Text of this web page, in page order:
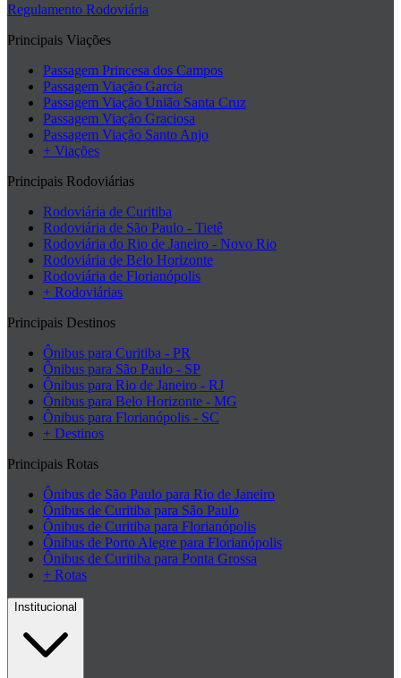
Regulamento Rodoviária
Principais Viações
Passagem Princesa dos Campos
Passagem Viação Garcia
Passagem Viação União Santa Cruz
Passagem Viação Graciosa
Passagem Viação Santo Anjo
+ Viações
Principais Rodoviárias
Rodoviária de Curitiba
Rodoviária de São Paulo - Tietê
Rodoviária do Rio de Janeiro - Novo Rio
Rodoviária de Belo Horizonte
Rodoviária de Florianópolis
+ Rodoviárias
Principais Destinos
Ônibus para Curitiba - PR
Ônibus para São Paulo - SP
Ônibus para Rio de Janeiro - RJ
Ônibus para Belo Horizonte - MG
Ônibus para Florianópolis - SC
+ Destinos
Principais Rotas
Ônibus de São Paulo para Rio de Janeiro
Ônibus de Curitiba para São Paulo
Ônibus de Curitiba para Florianópolis
Ônibus de Porto Alegre para Florianópolis
Ônibus de Curitiba para Ponta Grossa
+ Rotas
Institucional